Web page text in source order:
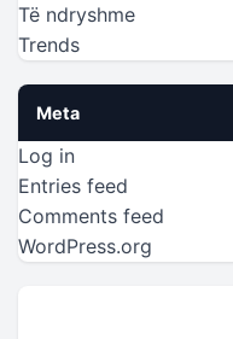
Të ndryshme
Trends
Meta
Log in
Entries feed
Comments feed
WordPress.org